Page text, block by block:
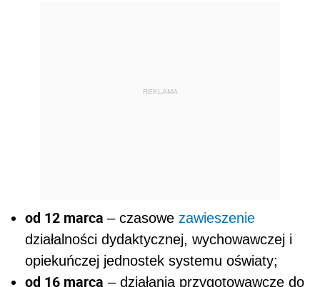
REKLAMA
od 12 marca – czasowe zawieszenie
działalności dydaktycznej, wychowawczej i
opiekuńczej jednostek systemu oświaty;
od 16 marca – działania przygotowawcze do